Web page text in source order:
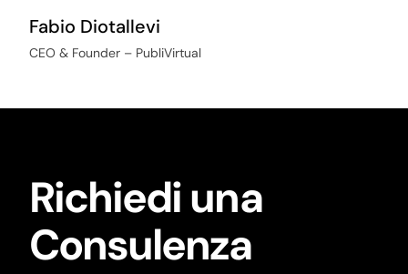
Fabio Diotallevi
CEO & Founder – PubliVirtual
Richiedi una
Consulenza